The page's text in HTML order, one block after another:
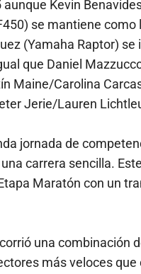
aunque Kevin
se mantiene como
(Yamaha Raptor)
que Daniel
Maine/Carolina
Jerie/Lauren
jornada de
una carrera sencilla.
Maratón con un
una combinación
más veloces